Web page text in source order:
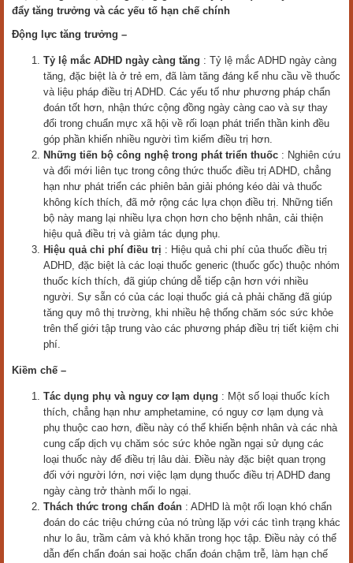
đẩy tăng trưởng và các yếu tố hạn chế chính
Động lực tăng trưởng –
Tỷ lệ mắc ADHD ngày càng tăng : Tỷ lệ mắc ADHD ngày càng
tăng, đặc biệt là ở trẻ em, đã làm tăng đáng kể nhu cầu về thuốc
và liệu pháp điều trị ADHD. Các yếu tố như phương pháp chẩn
đoán tốt hơn, nhận thức cộng đồng ngày càng cao và sự thay
đổi trong chuẩn mực xã hội về rối loạn phát triển thần kinh đều
góp phần khiến nhiều người tìm kiếm điều trị hơn.
Những tiến bộ công nghệ trong phát triển thuốc : Nghiên cứu
và đổi mới liên tục trong công thức thuốc điều trị ADHD, chẳng
hạn như phát triển các phiên bản giải phóng kéo dài và thuốc
không kích thích, đã mở rộng các lựa chọn điều trị. Những tiến
bộ này mang lại nhiều lựa chọn hơn cho bệnh nhân, cải thiện
hiệu quả điều trị và giảm tác dụng phụ.
Hiệu quả chi phí điều trị : Hiệu quả chi phí của thuốc điều trị
ADHD, đặc biệt là các loại thuốc generic (thuốc gốc) thuộc nhóm
thuốc kích thích, đã giúp chúng dễ tiếp cận hơn với nhiều
người. Sự sẵn có của các loại thuốc giá cả phải chăng đã giúp
tăng quy mô thị trường, khi nhiều hệ thống chăm sóc sức khỏe
trên thế giới tập trung vào các phương pháp điều trị tiết kiệm chi
phí.
Kiềm chế –
Tác dụng phụ và nguy cơ lạm dụng : Một số loại thuốc kích
thích, chẳng hạn như amphetamine, có nguy cơ lạm dụng và
phụ thuộc cao hơn, điều này có thể khiến bệnh nhân và các nhà
cung cấp dịch vụ chăm sóc sức khỏe ngần ngại sử dụng các
loại thuốc này để điều trị lâu dài. Điều này đặc biệt quan trọng
đối với người lớn, nơi việc lạm dụng thuốc điều trị ADHD đang
ngày càng trở thành mối lo ngại.
Thách thức trong chẩn đoán : ADHD là một rối loạn khó chẩn
đoán do các triệu chứng của nó trùng lặp với các tình trạng khác
như lo âu, trầm cảm và khó khăn trong học tập. Điều này có thể
dẫn đến chẩn đoán sai hoặc chẩn đoán chậm trễ, làm hạn chế